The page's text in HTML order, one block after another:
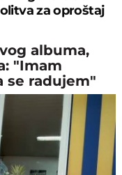
za oproštaj
albuma,
"Imam
se radujem"